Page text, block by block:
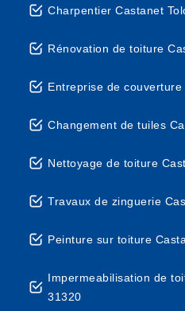
Charpentier Castanet
Rénovation de toiture
Entreprise de
Changement de tuiles
Nettoyage de toiture
Travaux de zinguerie
Peinture sur toiture
Impermeabilisation de
31320